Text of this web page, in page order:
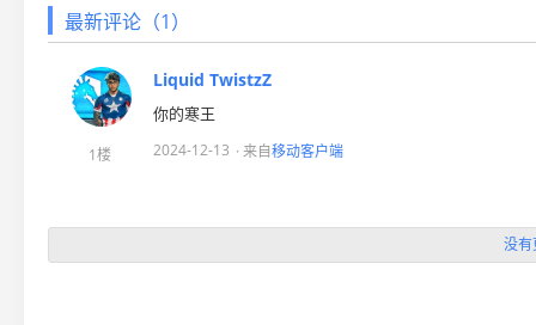
最新评论（1）
1楼
Liquid TwistzZ
你的寒王
2024-12-13 · 来自移动客户端
没有